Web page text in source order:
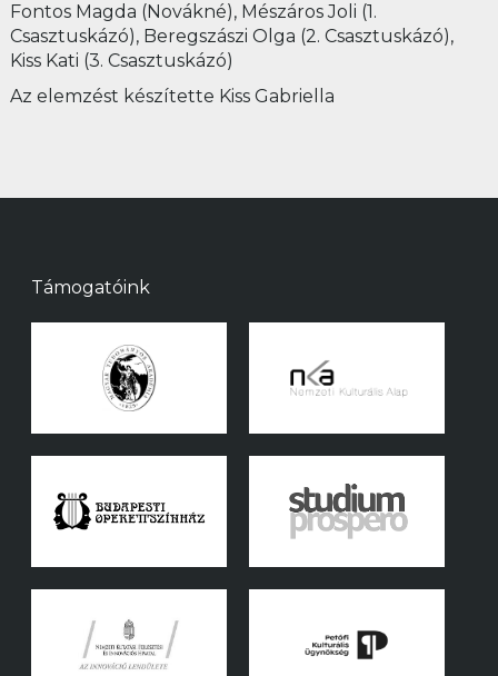
Fontos Magda (Novákné), Mészáros Joli (1.
Csasztuskázó), Beregszászi Olga (2. Csasztuskázó),
Kiss Kati (3. Csasztuskázó)
Az elemzést készítette Kiss Gabriella
Támogatóink